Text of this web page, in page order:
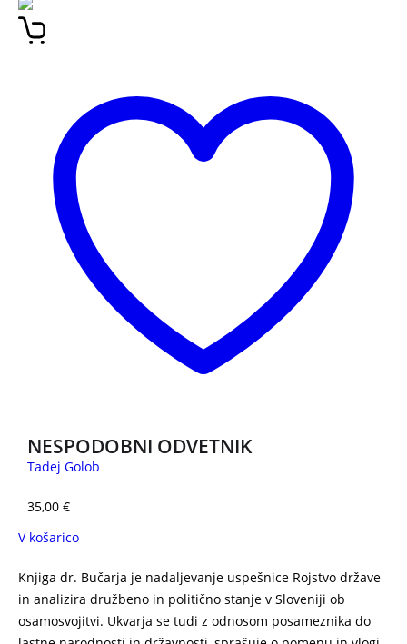
NESPODOBNI ODVETNIK
Tadej Golob
35,00 €
V košarico
Knjiga dr. Bučarja je nadaljevanje uspešnice Rojstvo države
in analizira družbeno in politično stanje v Sloveniji ob
osamosvojitvi. Ukvarja se tudi z odnosom posameznika do